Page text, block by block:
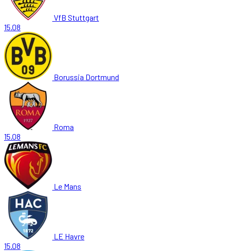
VfB Stuttgart
15.08
Borussia Dortmund
Roma
15.08
Le Mans
LE Havre
15.08